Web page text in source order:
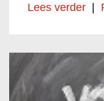
Lees verder |